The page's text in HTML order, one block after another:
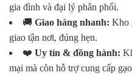
gia đình và đại lý phân phối.
🚚 Giao hàng nhanh: Kho
giao tận nơi, đúng hẹn.
❤️ Uy tín & đồng hành:
mại mà còn hỗ trợ cung cấp